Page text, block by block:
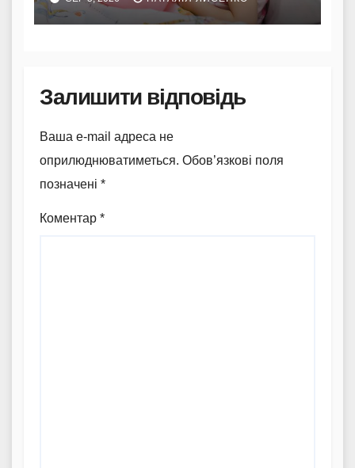
Залишити відповідь
Ваша e-mail адреса не
оприлюднюватиметься. Обов’язкові поля
позначені *
Коментар *